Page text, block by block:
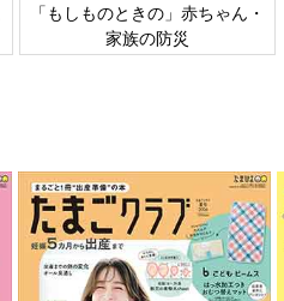
「もしものときの」赤ちゃん・
家族の防災